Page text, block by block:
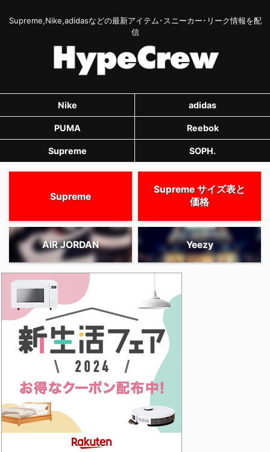
Supreme,Nike,adidasなどの最新アイテム･スニーカー･リーク情報を配
信
Nike adidas
PUMA Reebok
Supreme SOPH.
Supreme
Supreme サイズ表と
価格
AIR JORDAN Yeezy